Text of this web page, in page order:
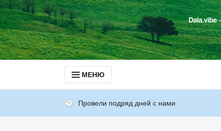
МЕНЮ
Провели подряд дней с нами